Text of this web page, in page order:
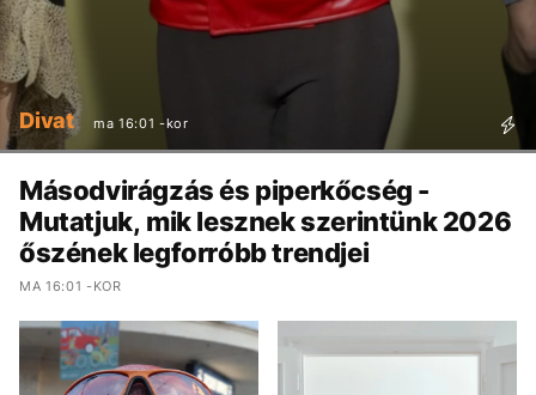
Divat ma 16:01 -kor
Másodvirágzás és piperkőcség -
Mutatjuk, mik lesznek szerintünk 2026
őszének legforróbb trendjei
MA 16:01 -KOR